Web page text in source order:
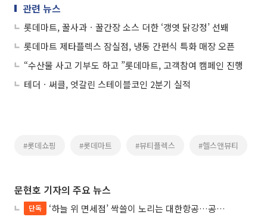
관련 뉴스
롯데마트, 꿀사과ㆍ꿀간장 소스 더한 ‘갱엿 닭강정’ 선봬
롯데마트 제타플렉스 잠실점, 냉동 간편식 특화 매장 오픈
“수산물 사고 기부도 하고 ”롯데마트, 고객참여 캠페인 진행
테더ㆍ써클, 엇갈린 스테이블코인 2분기 실적
#롯데쇼핑 #롯데마트 #뷰티플렉스 #헬스앤뷰티
문현호 기자의 주요 뉴스
단독
‘하늘 위 면세점’ 싹쓸이 노리는 대한항공…공정위 “독과점 여부 따진다”